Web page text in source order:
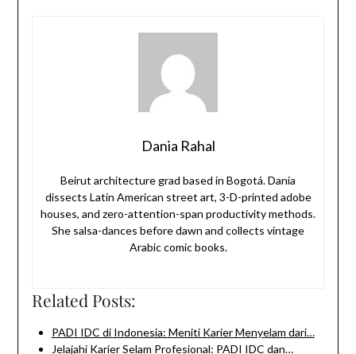
Dania Rahal
Beirut architecture grad based in Bogotá. Dania
dissects Latin American street art, 3-D-printed adobe
houses, and zero-attention-span productivity methods.
She salsa-dances before dawn and collects vintage
Arabic comic books.
Related Posts:
PADI IDC di Indonesia: Meniti Karier Menyelam dari…
Jelajahi Karier Selam Profesional: PADI IDC dan…